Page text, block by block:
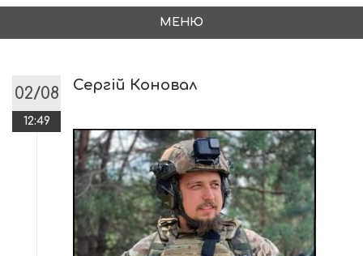
МЕНЮ
content
02/08
12:49
Сергій Коновал